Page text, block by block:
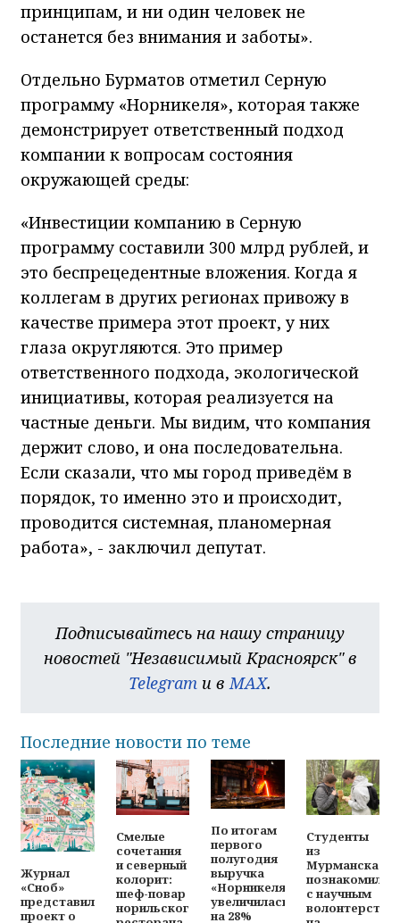
принципам, и ни один человек не
останется без внимания и заботы».
Отдельно Бурматов отметил Серную
программу «Норникеля», которая также
демонстрирует ответственный подход
компании к вопросам состояния
окружающей среды:
«Инвестиции компанию в Серную
программу составили 300 млрд рублей, и
это беспрецедентные вложения. Когда я
коллегам в других регионах привожу в
качестве примера этот проект, у них
глаза округляются. Это пример
ответственного подхода, экологической
инициативы, которая реализуется на
частные деньги. Мы видим, что компания
держит слово, и она последовательна.
Если сказали, что мы город приведём в
порядок, то именно это и происходит,
проводится системная, планомерная
работа», - заключил депутат.
Подписывайтесь на нашу страницу
новостей "Независимый Красноярск" в
Telegram и вMAX.
Последние новости по теме
Журнал
«Сноб»
представил
проект о
Смелые
сочетания
и северный
колорит:
шеф-повар
норильского
По итогам
первого
полугодия
выручка
«Норникеля»
увеличилась
на 28%
Студенты
из
Мурманска
с научным